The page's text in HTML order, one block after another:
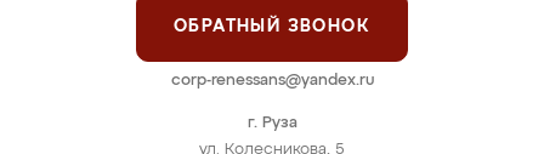
г. Руза
ул. Колесникова, 5
ОБРАТНЫЙ ЗВОНОК
corp-renessans@yandex.ru